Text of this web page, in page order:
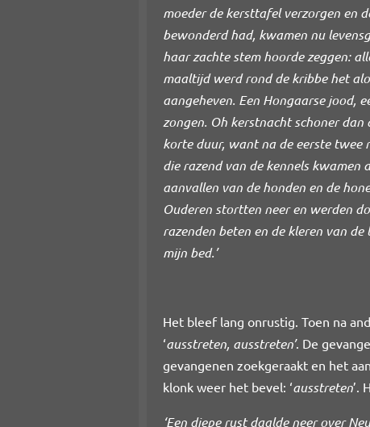
moeder de kersttafel verzorgen en
bewonderd had, kwamen nu
haar zachte stem hoorde zeggen:
maaltijd werd rond de kribbe het
aangeheven. Een Hongaarse jood,
zongen. Oh kerstnacht schoner
korte duur, want na de eerste twee
die razend van de kennels kwamen
aanvallen van de honden en de
Ouderen stortten neer en werden
razenden beten en de kleren van
mijn bed.’
Het bleef lang onrustig. Toen na
‘ausstreten, ausstreten’. De
gevangenen zoekgeraakt en het
klonk weer het bevel: ‘ausstreten’.
‘Een diepe rust daalde neer over